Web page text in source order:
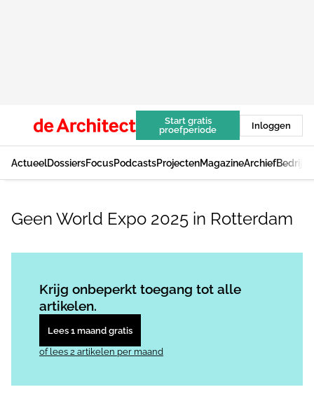
Start gratis
proefperiode
Inloggen
ActueelDossiersFocusPodcastsProjectenMagazineArchief
Geen World Expo 2025 in Rotterdam
Krijg onbeperkt toegang tot alle
artikelen.
Lees 1 maand gratis
of lees 2 artikelen per maand